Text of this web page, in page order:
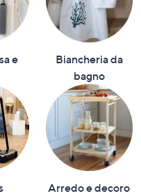
e
Biancheria da
bagno
Arredo e decoro